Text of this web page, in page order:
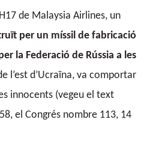
de Malaysia Airlines, un
per un míssil de fabricació
la Federació de Rússia a les
l’est d’Ucraïna, va comportar
innocents (vegeu el text
el Congrés nombre 113, 14